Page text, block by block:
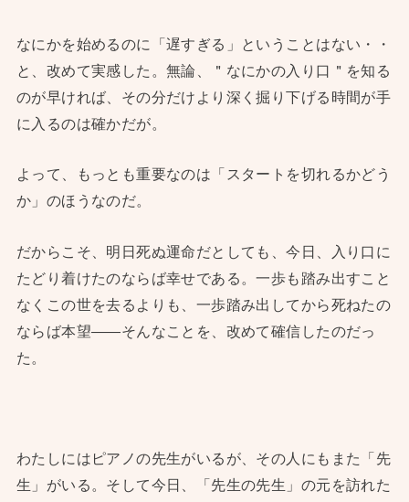
なにかを始めるのに「遅すぎる」ということはない・・
と、改めて実感した。無論、＂なにかの入り口＂を知る
のが早ければ、その分だけより深く掘り下げる時間が手
に入るのは確かだが。
よって、もっとも重要なのは「スタートを切れるかどう
か」のほうなのだ。
だからこそ、明日死ぬ運命だとしても、今日、入り口に
たどり着けたのならば幸せである。一歩も踏み出すこと
なくこの世を去るよりも、一歩踏み出してから死ねたの
ならば本望——そんなことを、改めて確信したのだっ
た。
わたしにはピアノの先生がいるが、その人にもまた「先
生」がいる。そして今日、「先生の先生」の元を訪れた